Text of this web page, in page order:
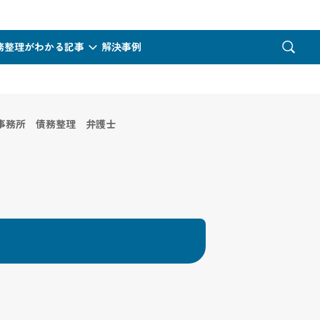
整理がわかる記事 解決事例
務所 債務整理 弁護士